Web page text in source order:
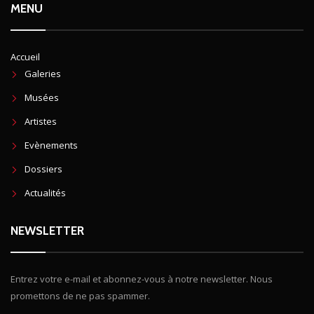
MENU
Accueil
Galeries
Musées
Artistes
Evènements
Dossiers
Actualités
NEWSLETTER
Entrez votre e-mail et abonnez-vous à notre newsletter. Nous
promettons de ne pas spammer.